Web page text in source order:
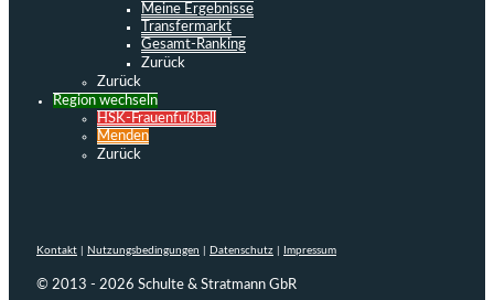
Meine Ergebnisse
Transfermarkt
Gesamt-Ranking
Zurück
Zurück
Region wechseln
HSK-Frauenfußball
Menden
Zurück
Kontakt Nutzungsbedingungen Datenschutz Impressum
© 2013 - 2026 Schulte & Stratmann GbR